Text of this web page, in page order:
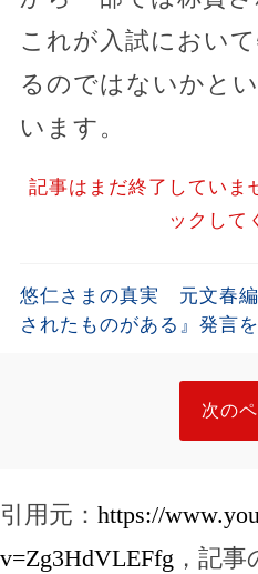
これが入試におい
るのではないかと
います。
記事はまだ終了していま
ックして
悠仁さまの真実 元文春
されたものがある』発言
次の
引用元： https://
v=Zg3HdVLEFfg ，記